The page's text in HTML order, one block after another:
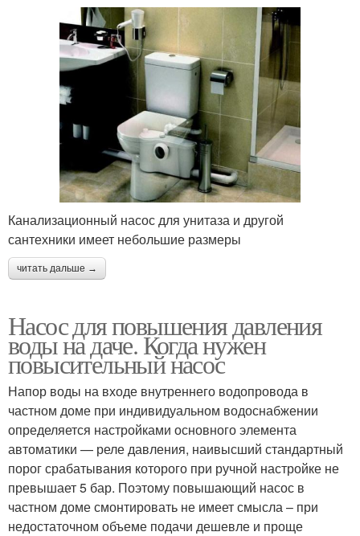
Канализационный насос для унитаза и другой
сантехники имеет небольшие размеры
читать дальше →
Насос для повышения давления
воды на даче. Когда нужен
повысительный насос
Напор воды на входе внутреннего водопровода в
частном доме при индивидуальном водоснабжении
определяется настройками основного элемента
автоматики — реле давления, наивысший стандартный
порог срабатывания которого при ручной настройке не
превышает 5 бар. Поэтому повышающий насос в
частном доме смонтировать не имеет смысла – при
недостаточном объеме подачи дешевле и проще